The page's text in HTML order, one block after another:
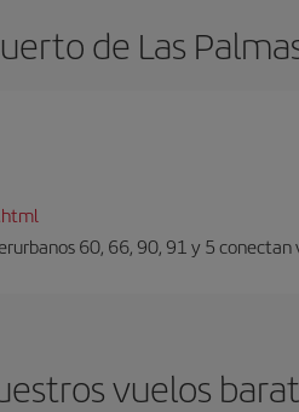
de Las
60, 66, 90, 91 y 5
vuelos